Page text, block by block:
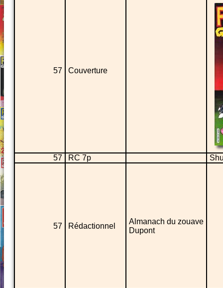
57 Couverture
57 RC 7p
57 Rédactionnel
Almanach du zouave
Dupont